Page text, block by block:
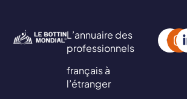
L’annuaire des
professionnels
français à
l’étranger